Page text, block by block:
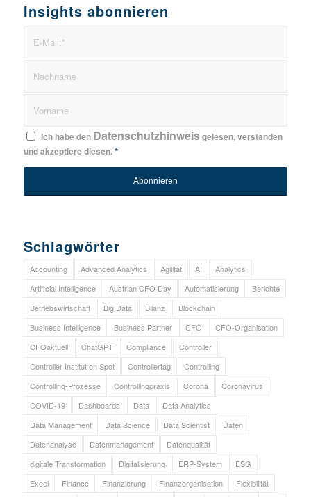
Insights abonnieren
Ich habe den Datenschutzhinweisgelesen, verstanden
und akzeptiere diesen.*
Schlagwörter
Accounting Advanced Analytics Agilität AI
Analytics
Artificial Intelligence
Austrian CFO Day Automatisierung
Berichte
Betriebswirtschaft
Big Data Bilanz
Blockchain
Business Intelligence
Business Partner CFO
CFO-Organisation
CFOaktuell
ChatGPT Compliance
Controller
Controller Institut on Spot
Controllertag
Controlling
Controlling-Prozesse
Controllingpraxis Corona
Coronavirus
COVID-19
Dashboards Data
Data Analytics
Data Management
Data Science Data Scientist
Daten
Datenanalyse
Datenmanagement
Datenqualität
digitale Transformation
Digitalisierung ERP-System
ESG
Excel
Finance Finanzierung Finanzorganisation Flexibilität